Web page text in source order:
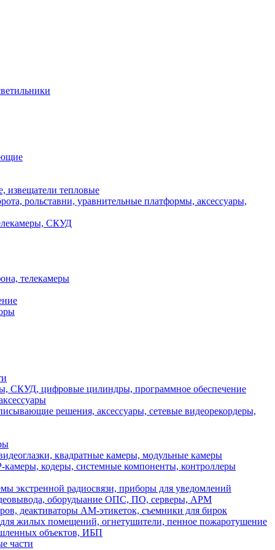
извещатели тепловые
рольставни, уравнительные платформы, аксессуары,
СКУД
телекамеры
СКУД, цифровые цилиндры, программное обеспечение
решения, аксессуары, сетевые видеорекордеры,
квадратные камеры, модульные камеры
кодеры, системные компоненты, контроллеры
экстренной радиосвязи, приборы для уведомлений
оборудыание ОПС, ПО, серверы, АРМ
деактиваторы АМ-этикеток, съемники для бирок
жилых помещений, огнетушители, пенное пожаротушение
объектов, ИБП
части